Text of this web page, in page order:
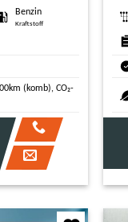
Benzin
Kraftstoff
(komb), CO₂-